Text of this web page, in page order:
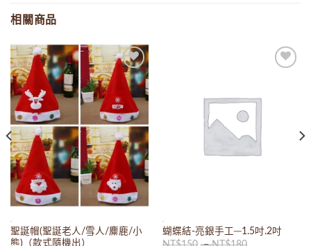
相關商品
Add to
wishlist
聖誕帽(聖誕老人/雪人/麋鹿/小
熊)（款式隨機出）
蝴蝶結-亮銀手工─1.5吋.2吋